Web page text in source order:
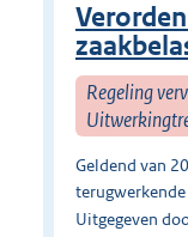
Regeling
Geldend van
Uitgegeven